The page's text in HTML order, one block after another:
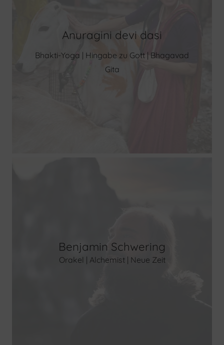
Anuragini devi dasi
Bhakti-Yoga | Hingabe zu Gott | Bhagavad
Gita
Benjamin Schwering
Orakel | Alchemist | Neue Zeit